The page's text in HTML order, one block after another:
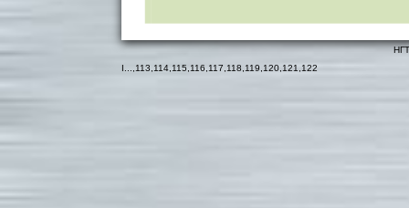
I
113 114 115 116 117 118 119 120 121 122